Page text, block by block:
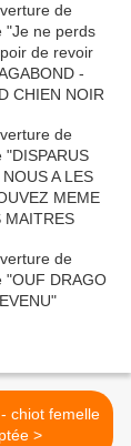
chiot femelle
- adoptée >